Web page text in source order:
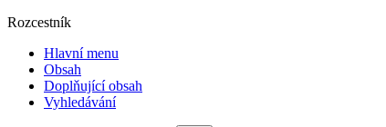
Rozcestník
Hlavní menu
Obsah
Doplňující obsah
Vyhledávání